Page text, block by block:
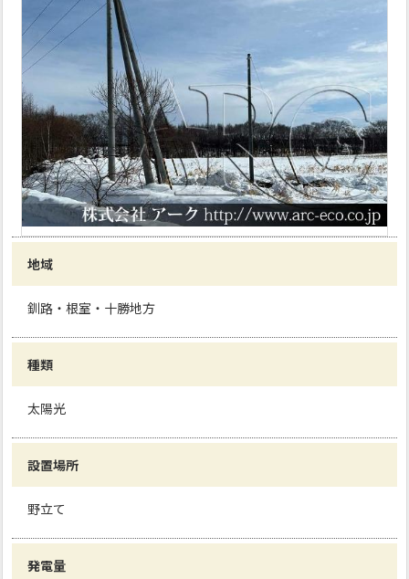
地域
釧路・根室・十勝地方
種類
太陽光
設置場所
野立て
発電量